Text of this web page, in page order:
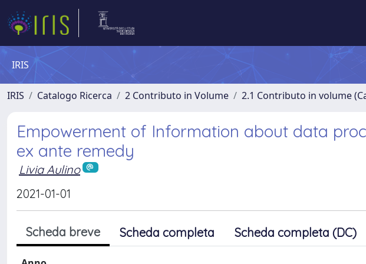
IRIS
IRIS Catalogo Ricerca 2 Contributo in Volume 2.1 Contributo in volume
Empowerment of Information about data
ex ante remedy
Livia Aulino
2021-01-01
Scheda breve Scheda completa Scheda completa (DC)